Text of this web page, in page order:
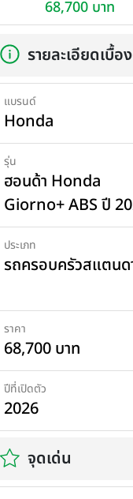
68,700 บาท
รายละเอียดเบื้อ
แบรนด์
Honda
รุ่น
ฮอนด้า Honda
Giorno+ ABS ปี
ประเภท
รถครอบครัวสแตนด
ราคา
68,700 บาท
ปีที่เปิดตัว
2026
จุดเด่น